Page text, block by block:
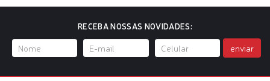
RECEBA NOSSAS NOVIDADES:
enviar